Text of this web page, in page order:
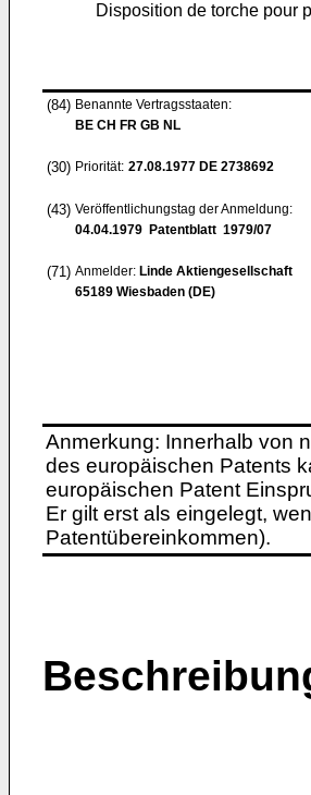
Disposition de torche pour
(84) Benannte Vertragsstaaten:
BE CH FR GB NL
(30) Priorität: 27.08.1977 DE 2738692
(43) Veröffentlichungstag der Anmeldung:
04.04.1979 Patentblatt 1979/07
(71) Anmelder: Linde Aktiengesellschaft
65189 Wiesbaden (DE)
Anmerkung: Innerhalb von
des europäischen Patents
europäischen Patent
Er gilt erst als eingelegt,
Patentübereinkommen).